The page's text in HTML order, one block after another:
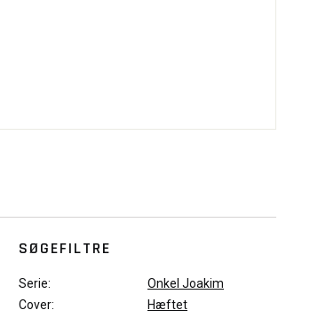
SØGEFILTRE
Serie:
Onkel Joakim
Cover:
Hæftet